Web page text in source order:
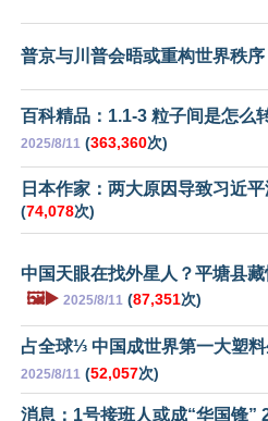
普京与川普会晤或重构世界秩序
百科精品：1.1-3 粒子间是怎么
2025/8/11 (363,360次)
日本作家：两大原因导致习近
(74,078次)
中国天眼在找外星人？平塘县
🖼️▶️ 2025/8/11 (87,351次)
占全球⅓ 中国成世界第一大塑料
2025/8/11 (52,057次)
消息：1号接班人或成“华国锋”